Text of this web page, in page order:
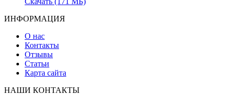
ИНФОРМАЦИЯ
О нас
Контакты
Отзывы
Статьи
Карта сайта
НАШИ КОНТАКТЫ